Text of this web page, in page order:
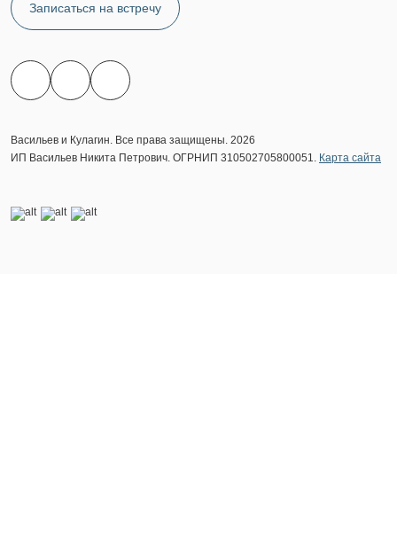
Записаться на встречу
Васильев и Кулагин. Все права защищены. 2026
ИП Васильев Никита Петрович. ОГРНИП 310502705800051. Карта сайта